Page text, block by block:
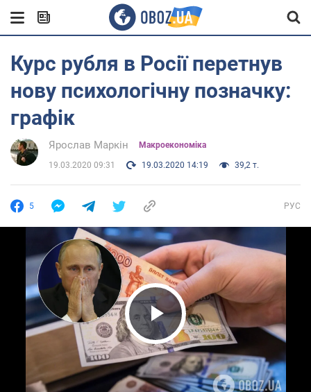
Курс рубля в Росії перетнув
нову психологічну позначку:
графік
Ярослав Маркін Mакроекономіка
19.03.2020 09:31 19.03.2020 14:19 39,2 т.
5 РУС
Play Video